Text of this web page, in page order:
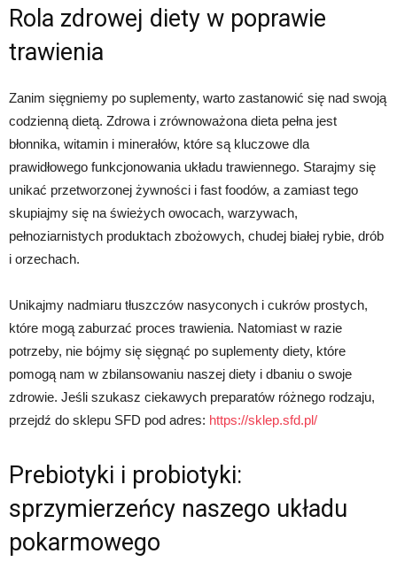
Rola zdrowej diety w poprawie
trawienia
Zanim sięgniemy po suplementy, warto zastanowić się nad swoją
codzienną dietą. Zdrowa i zrównoważona dieta pełna jest
błonnika, witamin i minerałów, które są kluczowe dla
prawidłowego funkcjonowania układu trawiennego. Starajmy się
unikać przetworzonej żywności i fast foodów, a zamiast tego
skupiajmy się na świeżych owocach, warzywach,
pełnoziarnistych produktach zbożowych, chudej białej rybie, drób
i orzechach.
Unikajmy nadmiaru tłuszczów nasyconych i cukrów prostych,
które mogą zaburzać proces trawienia. Natomiast w razie
potrzeby, nie bójmy się sięgnąć po suplementy diety, które
pomogą nam w zbilansowaniu naszej diety i dbaniu o swoje
zdrowie. Jeśli szukasz ciekawych preparatów różnego rodzaju,
przejdź do sklepu SFD pod adres: https://sklep.sfd.pl/
Prebiotyki i probiotyki:
sprzymierzeńcy naszego układu
pokarmowego